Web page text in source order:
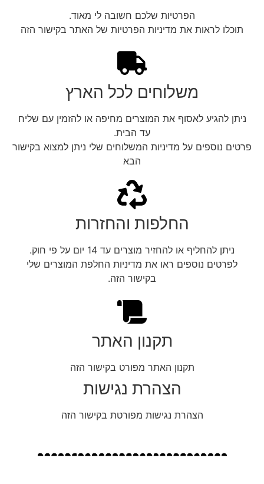
הפרטיות שלכם חשובה לי מאוד.
תוכלו לראות את מדיניות הפרטיות של האתר בקישור הזה
משלוחים לכל הארץ
ניתן להגיע לאסוף את המוצרים מחיפה או להזמין עם שליח
עד הבית.
פרטים נוספים על מדיניות המשלוחים שלי ניתן למצוא בקישור
הבא
החלפות והחזרות
ניתן להחליף או להחזיר מוצרים עד 14 יום על פי חוק.
לפרטים נוספים ראו את מדיניות החלפת המוצרים שלי
בקישור הזה.
תקנון האתר
תקנון האתר מפורט בקישור הזה
הצהרת נגישות
הצהרת נגישות מפורטת בקישור הזה